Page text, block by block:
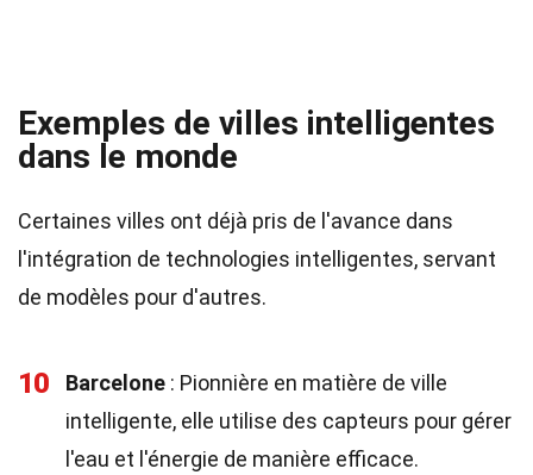
Exemples de villes intelligentes
dans le monde
Certaines villes ont déjà pris de l'avance dans
l'intégration de technologies intelligentes, servant
de modèles pour d'autres.
10 Barcelone : Pionnière en matière de ville
intelligente, elle utilise des capteurs pour gérer
l'eau et l'énergie de manière efficace.